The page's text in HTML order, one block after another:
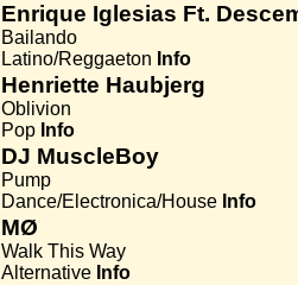
Enrique Iglesias Ft.
Bailando
Latino/Reggaeton Info
Henriette Haubjerg
Oblivion
Pop Info
DJ MuscleBoy
Pump
Dance/Electronica/House Info
MØ
Walk This Way
Alternative Info